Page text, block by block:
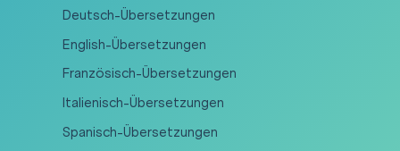
Deutsch-Übersetzungen
English-Übersetzungen
Französisch-Übersetzungen
Italienisch-Übersetzungen
Spanisch-Übersetzungen